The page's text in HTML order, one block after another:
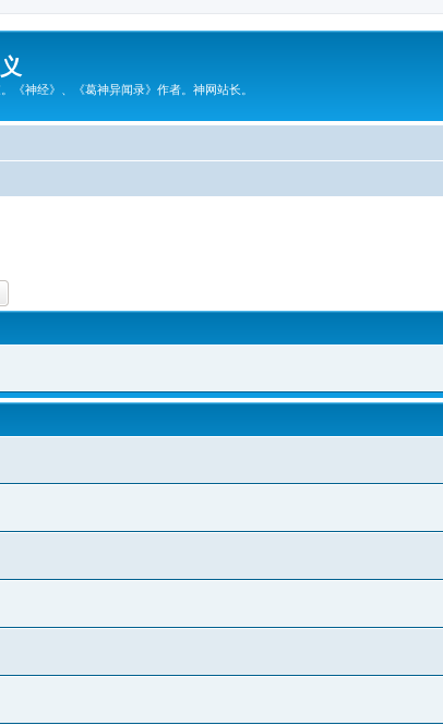
《神经》、《葛神异闻录》作者。神网站长。